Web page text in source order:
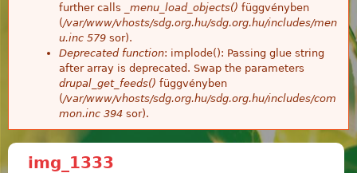
further calls
_menu_load_objects() függvényben
(/var/www/vhosts/sdg.org.hu/sdg.org.hu/includes/men
u.inc 579 sor).
Deprecated function: implode(): Passing glue string
after array is deprecated. Swap the parameters
drupal_get_feeds() függvényben
(/var/www/vhosts/sdg.org.hu/sdg.org.hu/includes/com
mon.inc 394 sor).
img_1333